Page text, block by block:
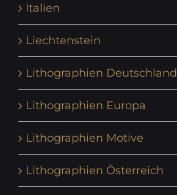
Italien
Liechtenstein
Lithographien Deutschland
Lithographien Europa
Lithographien Motive
Lithographien Österreich